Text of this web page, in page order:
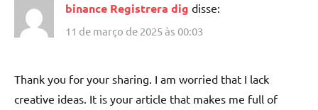
binance Registrera dig disse:
11 de março de 2025 às 00:03
Thank you for your sharing. I am worried that I lack
creative ideas. It is your article that makes me full of